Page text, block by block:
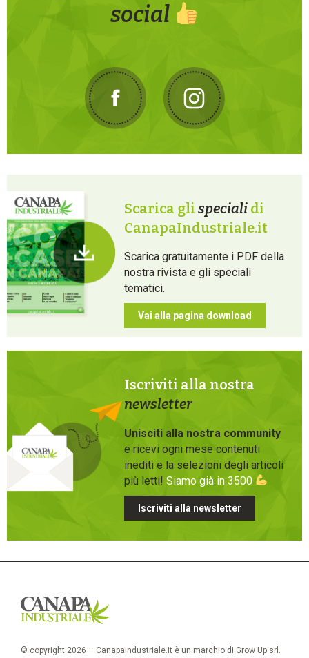
social
Scarica gli speciali di
CanapaIndustriale.it
Scarica gratuitamente i PDF della
nostra rivista e gli speciali
tematici.
Vai alla pagina download
Iscriviti alla nostra
newsletter
Unisciti alla nostra community
e ricevi ogni mese contenuti
inediti e la selezioni degli articoli
più letti! Siamo già in 3500
Iscriviti alla newsletter
© copyright 2026 – CanapaIndustriale.it è un marchio di Grow Up srl.